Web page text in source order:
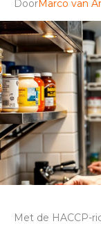
DoorMarco van
Met de HACCP-